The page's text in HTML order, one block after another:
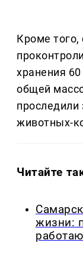
Кроме того,
хранения
общей
животных-
Читайте
жизни: